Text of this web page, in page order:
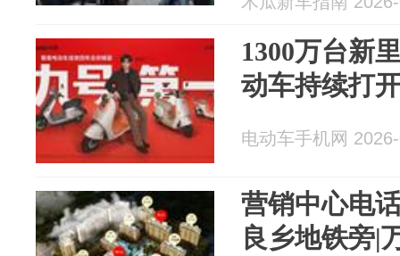
1300万台新
动车持续打
电动车手机网
营销中心电
良乡地铁旁|